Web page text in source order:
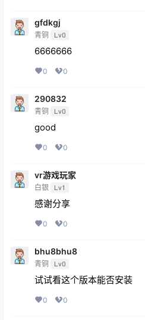
gfdkgj
青铜 Lv0
6666666
0 0
290832
青铜 Lv0
good
0 0
vr游戏玩家
白银 Lv1
感谢分享
0 0
bhu8bhu8
青铜 Lv0
试试看这个版本能否安装
0 0